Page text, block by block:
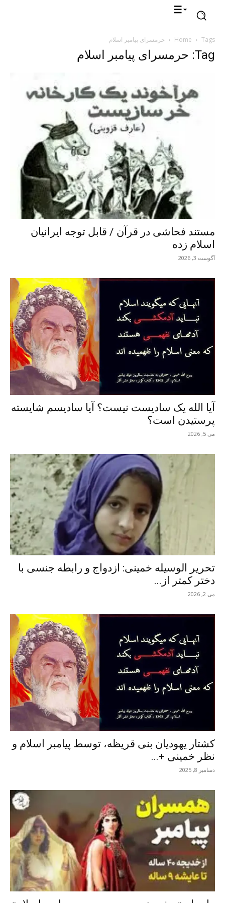
Home Tags حرمسرای پیامبر اسلام
Tag: حرمسرای پیامبر اسلام
مستند فحاشی در قرآن / قابل توجه ایرانیان
اسلام زده
آگوست 3, 2026
آیا الله یک سادیست نیست؟ آیا سادیسم شایسته
پرستیدن است؟
می 5, 2026
تحریر الوسیله خمینی: ازدواج و رابطه جنسی با
دختر کمتر از...
می 2, 2026
کشتار یهودیان بنی قریظه، توسط پیامبر اسلام و
نظر خمینی +...
دسامبر 8, 2025